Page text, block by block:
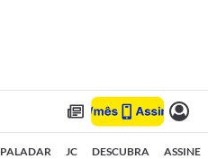
PALADAR JC DESCUBRA ASSINE